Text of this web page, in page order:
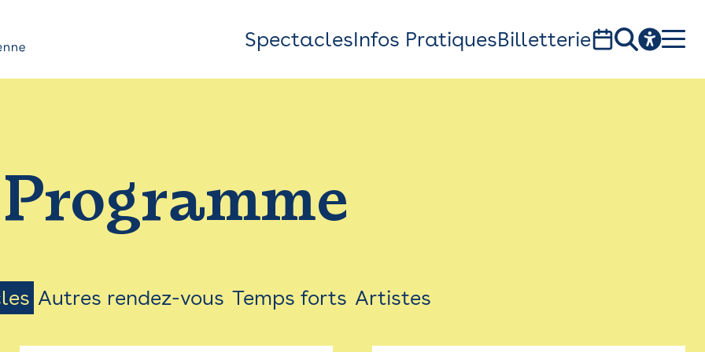
Top
Bar
Menu
SpectaclesInfos PratiquesBilletterie
1, av. du Chateau d'eau - 31300 Toulouse
Programme
Autres rendez-vous Temps forts Artistes